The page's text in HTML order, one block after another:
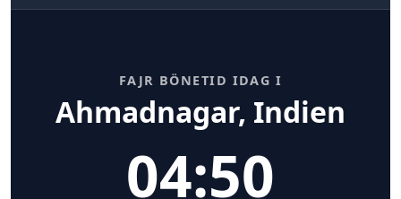
FAJR BÖNETID IDAG I
Ahmadnagar, Indien
04:50